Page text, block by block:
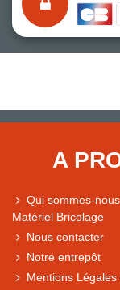
A
Qui sommes-
Matériel Bricolage
Nous contacter
Notre entrepôt
Mentions